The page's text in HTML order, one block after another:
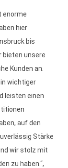
enorme
hier
bis
bieten unsere
Kunden an.
wichtiger
leisten einen
auf den
Stärke
wir stolz mit
zu haben.“,